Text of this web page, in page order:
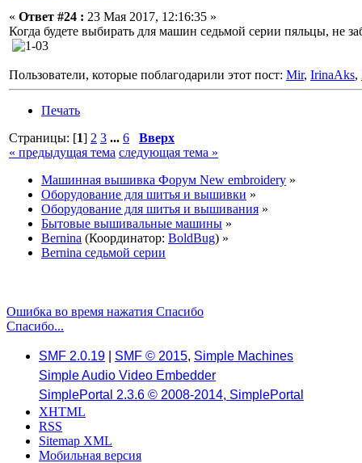
« Ответ #24 : 23 Мая 2017, 12:16:35 »
Когда будете выбирать для машин седьмой серии пяльцы, не
Пользователи, которые поблагодарили этот пост: Mir, IrinaAks,
Печать
Страницы: [1] 2 3 ... 6
Вверх
« предыдущая тема следующая тема »
Машинная вышивка Форум New embroidery »
Оборудование для шитья и вышивки »
Оборудование для шитья и вышивания »
Бытовые вышивальные машины »
Bernina (Координатор: BoldBug) »
Bernina седьмой серии
Ошибка во время нажатия Спасибо
Спасибо...
SMF 2.0.19 SMF © 2015, Simple Machines
Simple Audio Video Embedder
SimplePortal 2.3.6 © 2008-2014, SimplePortal
XHTML
RSS
Sitemap XML
Мобильная версия